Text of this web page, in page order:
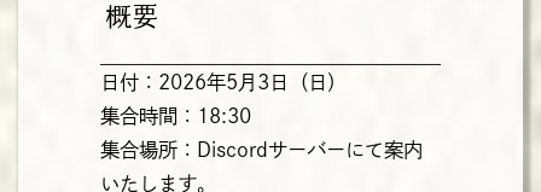
概要
日付：2026年5月3日（日）
集合時間：18:30
集合場所：Discordサーバーにて案内
いたします。